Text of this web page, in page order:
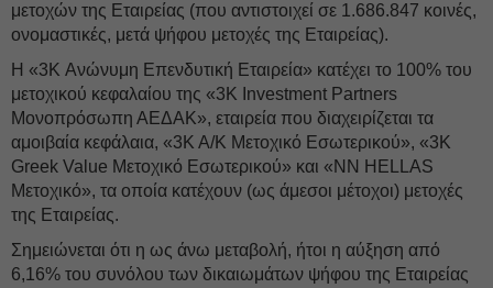
μετοχών της Εταιρείας (που αντιστοιχεί σε 1.686.847 κοινές,
ονομαστικές, μετά ψήφου μετοχές της Εταιρείας).
Η «3K Ανώνυμη Επενδυτική Εταιρεία» κατέχει το 100% του
μετοχικού κεφαλαίου της «3Κ Investment Partners
Μονοπρόσωπη ΑΕΔΑΚ», εταιρεία που διαχειρίζεται τα
αμοιβαία κεφάλαια, «3Κ Α/Κ Μετοχικό Εσωτερικού», «3Κ
Greek Value Μετοχικό Εσωτερικού» και «NN HELLAS
Μετοχικό», τα οποία κατέχουν (ως άμεσοι μέτοχοι) μετοχές
της Εταιρείας.
Σημειώνεται ότι η ως άνω μεταβολή, ήτοι η αύξηση από
6,16% του συνόλου των δικαιωμάτων ψήφου της Εταιρείας